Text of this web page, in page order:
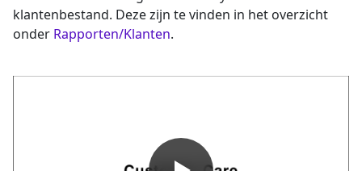
klantenbestand. Deze zijn te vinden in het overzicht
onder Rapporten/Klanten.